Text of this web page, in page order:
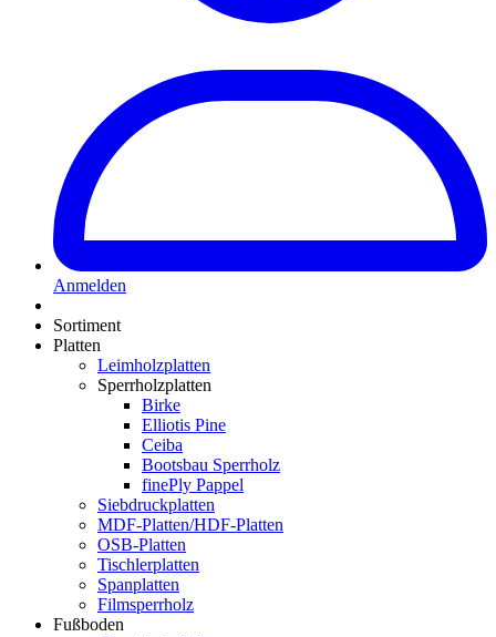
Anmelden
Sortiment
Platten
Leimholzplatten
Sperrholzplatten
Birke
Elliotis Pine
Ceiba
Bootsbau Sperrholz
finePly Pappel
Siebdruckplatten
MDF-Platten/HDF-Platten
OSB-Platten
Tischlerplatten
Spanplatten
Filmsperrholz
Fußboden